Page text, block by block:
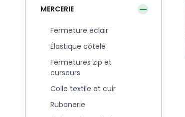
MERCERIE
Fermeture éclair
Élastique côtelé
Fermetures zip et
curseurs
Colle textile et cuir
Rubanerie